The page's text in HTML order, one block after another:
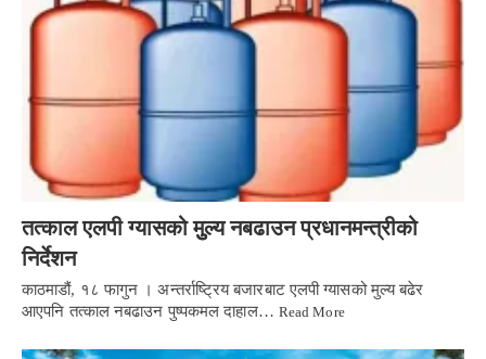
तत्काल एलपी ग्यासको मुुल्य नबढाउन प्रधानमन्त्रीको
निर्देशन
काठमाडौं, १८ फागुन । अन्तर्राष्ट्रिय बजारबाट एलपी ग्यासको मुल्य बढेर
आएपनि तत्काल नबढाउन पुष्पकमल दाहाल… Read More